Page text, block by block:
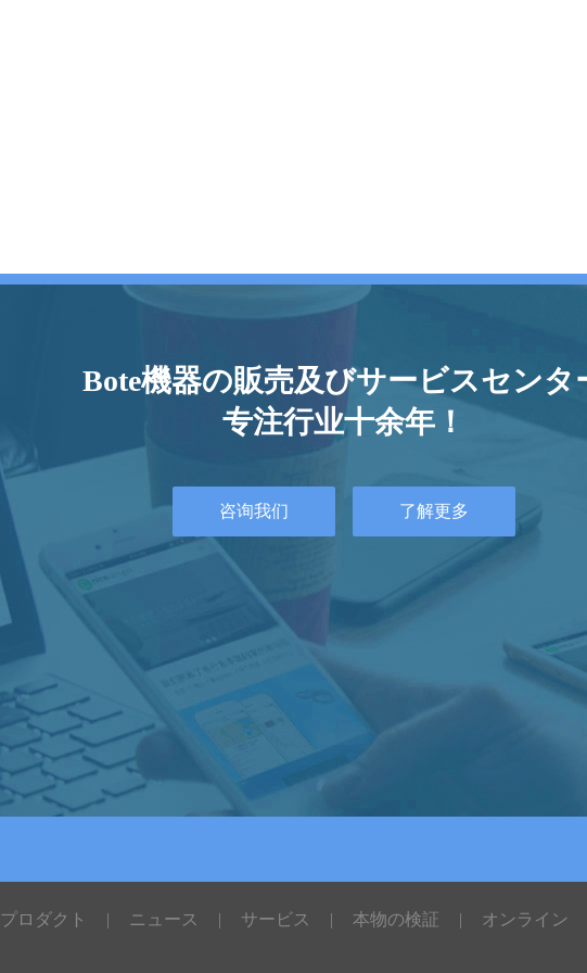
Bote機器の販売及びサービスセンタ
专注行业十余年！
咨询我们 了解更多
プロダクト | ニュース | サービス | 本物の検証 | オンライン